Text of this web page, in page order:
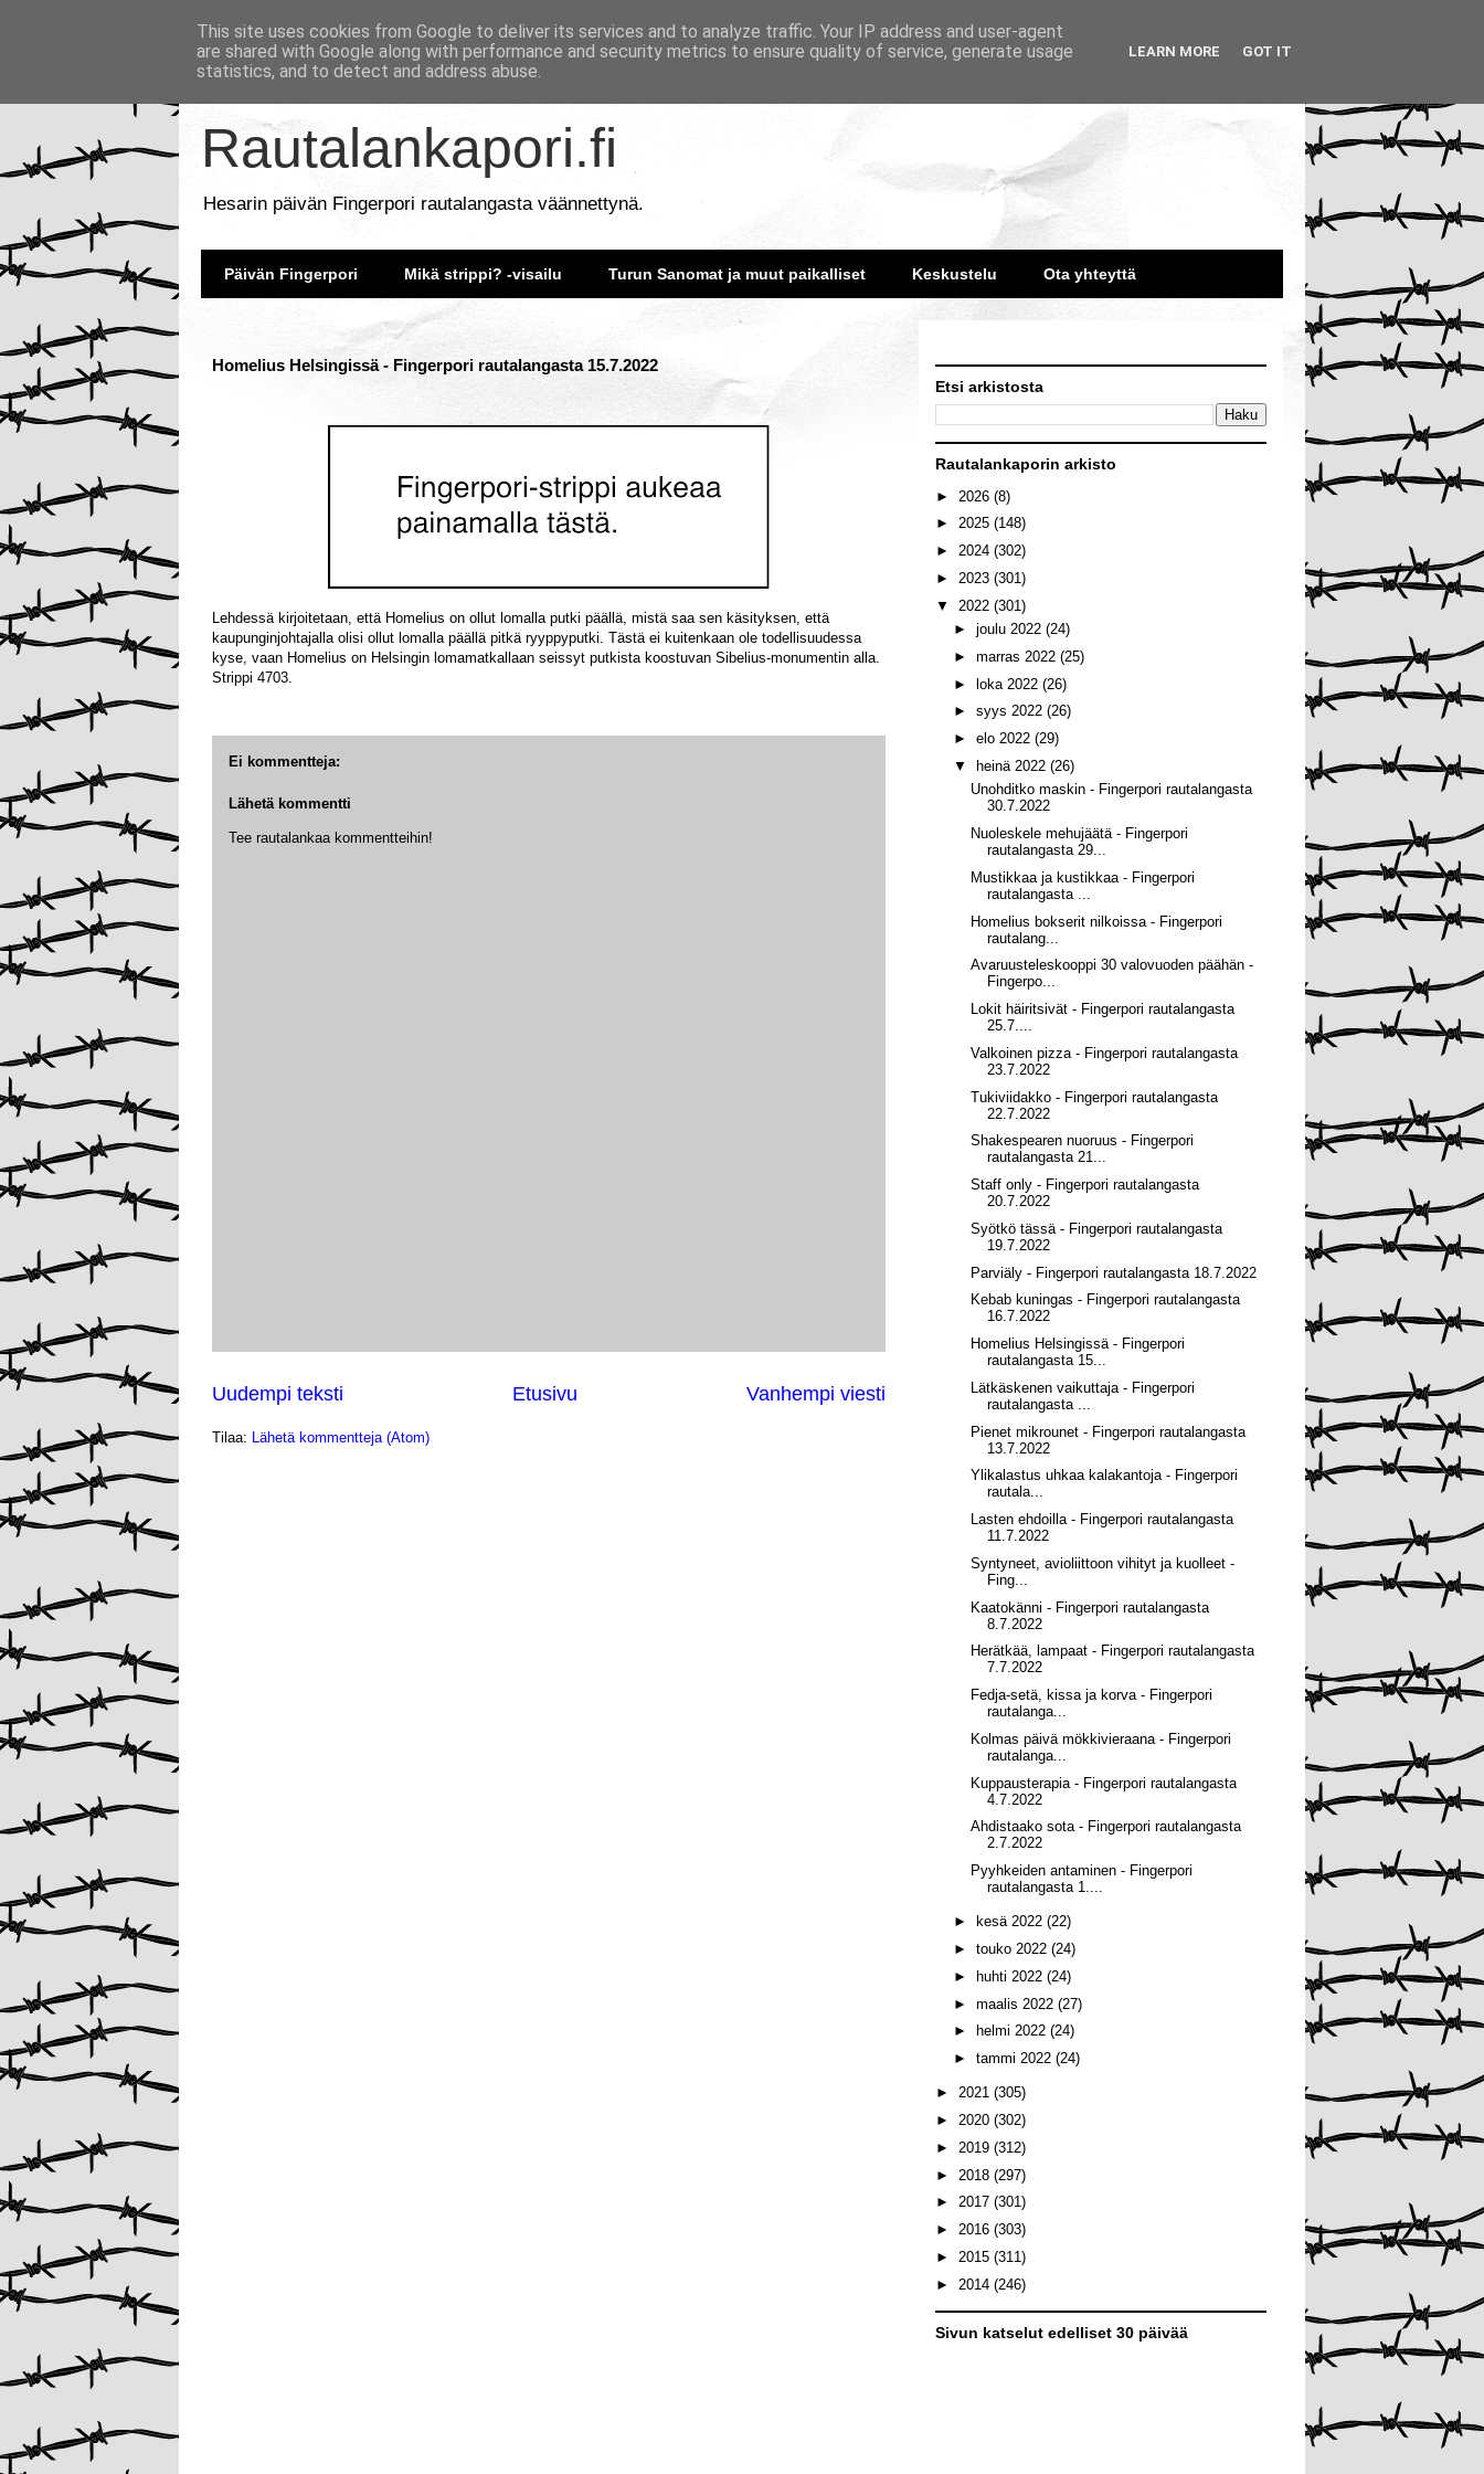
Rautalankapori.fi
Hesarin päivän Fingerpori rautalangasta väännettynä.
Päivän Fingerpori Mikä strippi? -visailu Turun Sanomat ja muut paikalliset Keskustelu Ota yhteyttä
Homelius Helsingissä - Fingerpori rautalangasta 15.7.2022
Lehdessä kirjoitetaan, että Homelius on ollut lomalla putki päällä, mistä saa sen käsityksen, että
kaupunginjohtajalla olisi ollut lomalla päällä pitkä ryyppyputki. Tästä ei kuitenkaan ole todellisuudessa
kyse, vaan Homelius on Helsingin lomamatkallaan seissyt putkista koostuvan Sibelius-monumentin alla.
Strippi 4703.
Ei kommentteja:
Lähetä kommentti
Tee rautalankaa kommentteihin!
Uudempi teksti Vanhempi viesti
Etusivu
Tilaa: Lähetä kommentteja (Atom)
Etsi arkistosta
Rautalankaporin arkisto
► 2026 (8)
► 2025 (148)
► 2024 (302)
► 2023 (301)
▼ 2022 (301)
► joulu 2022 (24)
► marras 2022 (25)
► loka 2022 (26)
► syys 2022 (26)
► elo 2022 (29)
▼
heinä 2022 (26)
Unohditko maskin - Fingerpori rautalangasta
30.7.2022
Nuoleskele mehujäätä - Fingerpori
rautalangasta 29...
Mustikkaa ja kustikkaa - Fingerpori
rautalangasta ...
Homelius bokserit nilkoissa - Fingerpori
rautalang...
Avaruusteleskooppi 30 valovuoden päähän -
Fingerpo...
Lokit häiritsivät - Fingerpori rautalangasta
25.7....
Valkoinen pizza - Fingerpori rautalangasta
23.7.2022
Tukiviidakko - Fingerpori rautalangasta
22.7.2022
Shakespearen nuoruus - Fingerpori
rautalangasta 21...
Staff only - Fingerpori rautalangasta
20.7.2022
Syötkö tässä - Fingerpori rautalangasta
19.7.2022
Parviäly - Fingerpori rautalangasta 18.7.2022
Kebab kuningas - Fingerpori rautalangasta
16.7.2022
Homelius Helsingissä - Fingerpori
rautalangasta 15...
Lätkäskenen vaikuttaja - Fingerpori
rautalangasta ...
Pienet mikrounet - Fingerpori rautalangasta
13.7.2022
Ylikalastus uhkaa kalakantoja - Fingerpori
rautala...
Lasten ehdoilla - Fingerpori rautalangasta
11.7.2022
Syntyneet, avioliittoon vihityt ja kuolleet -
Fing...
Kaatokänni - Fingerpori rautalangasta
8.7.2022
Herätkää, lampaat - Fingerpori rautalangasta
7.7.2022
Fedja-setä, kissa ja korva - Fingerpori
rautalanga...
Kolmas päivä mökkivieraana - Fingerpori
rautalanga...
Kuppausterapia - Fingerpori rautalangasta
4.7.2022
Ahdistaako sota - Fingerpori rautalangasta
2.7.2022
Pyyhkeiden antaminen - Fingerpori
rautalangasta 1....
► kesä 2022 (22)
► touko 2022 (24)
►
huhti 2022 (24)
► maalis 2022 (27)
►
helmi 2022 (24)
► tammi 2022 (24)
► 2021 (305)
► 2020 (302)
► 2019 (312)
► 2018 (297)
► 2017 (301)
► 2016 (303)
► 2015 (311)
► 2014 (246)
Sivun katselut edelliset 30 päivää
This site uses cookies from Google to deliver its services and to analyze traffic. Your IP address and user-agent
are shared with Google along with performance and security metrics to ensure quality of service, generate usage
statistics, and to detect and address abuse.
LEARN MORE GOT IT